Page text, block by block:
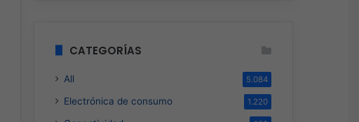
CATEGORÍAS
All 5.084
Electrónica de consumo 1.220